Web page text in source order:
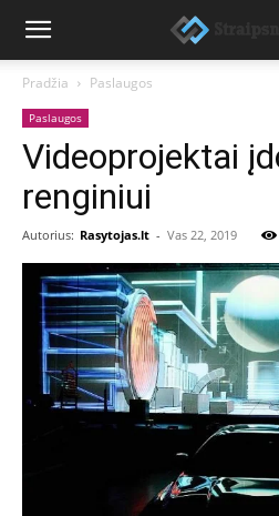
Pradžia Paslaugos
Paslaugos
Videoprojektai
renginiui
Autorius: Rasytojas.lt - Vas 22, 2019